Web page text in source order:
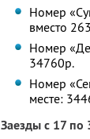
Номер
вместо
Номер
34760р.
Номер
месте:
Заезды с 17 по